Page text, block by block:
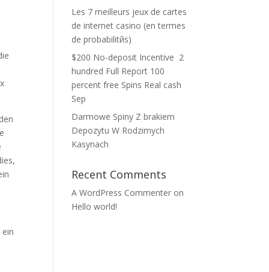
Les 7 meilleurs jeux de cartes
de internet casino (en termes
de probabilitйs)
$200 No-deposit Incentive ️ 2
hundred Full Report 100
percent free Spins Real cash
Sep
Darmowe Spiny Z brakiem
Depozytu W Rodzimych
Kasynach
Recent Comments
A WordPress Commenter on
Hello world!